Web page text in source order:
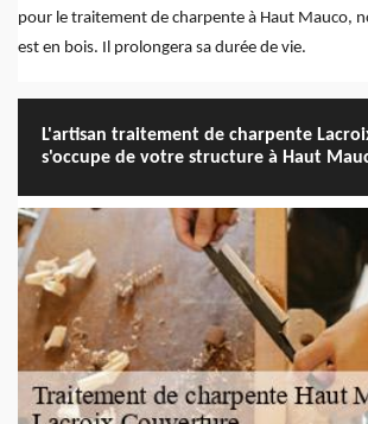
pour le traitement de charpente à Haut Mauco,
est en bois. Il prolongera sa durée de vie.
L'artisan traitement de charpente
s'occupe de votre structure à Haut